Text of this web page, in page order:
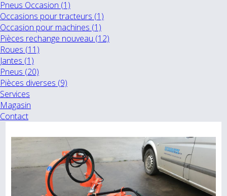
Pneus Occasion (1)
Occasions pour tracteurs (1)
Occasion pour machines (1)
Pièces rechange nouveau (12)
Roues (11)
Jantes (1)
Pneus (20)
Pièces diverses (9)
Services
Magasin
Contact